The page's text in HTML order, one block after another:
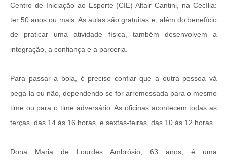
Centro de Iniciação ao Esporte (CIE) Altair Cantini, na Cecília:
ter 50 anos ou mais. As aulas são gratuitas e, além do benefício
de praticar uma atividade física, também desenvolvem a
integração, a confiança e a parceria.
Para passar a bola, é preciso confiar que a outra pessoa vá
pegá-la ou não, dependendo se for arremessada para o mesmo
time ou para o time adversário. As oficinas acontecem todas as
terças, das 14 às 16 horas, e sextas-feiras, das 10 às 12 horas.
Dona Maria de Lourdes Ambrósio, 63 anos, é uma